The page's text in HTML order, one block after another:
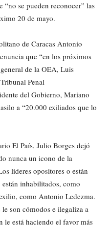
se pueden reconocer” las
20 de mayo.
de Caracas Antonio
que “en los próximos
de la OEA, Luis
Penal
del Gobierno, Mariano
a “20.000 exiliados que lo
El País, Julio Borges dejó
nunca un icono de la
líderes opositores o están
inhabilitados, como
como Antonio Ledezma.
son cómodos e ilegaliza a
le está haciendo el favor más